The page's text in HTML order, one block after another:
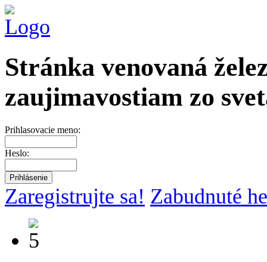
Stránka venovaná
zaujimavostiam zo
Prihlasovacie meno:
Heslo:
Zaregistrujte sa! Zabudnuté